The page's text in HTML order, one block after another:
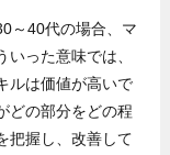
～40代の場合、マ
った意味では、
ルは価値が高いで
どの部分をどの程
把握し、改善して